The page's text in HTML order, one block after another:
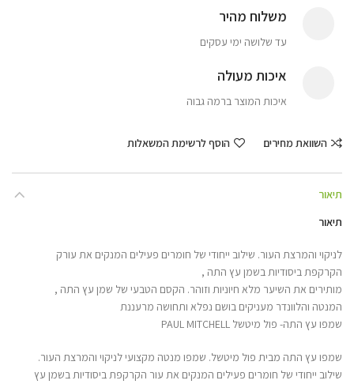
משלוח מהיר
עד שלושה ימי עסקים
איכות מעולה
איכות המוצר ברמה גבוה
השוואת מחירים הוסף לרשימת המשאלות
תיאור
תיאור
לניקוי והמרצת העור. שילוב ייחודי של חומרים פעילים המנקים את עורק
הקרקפת ביסודיות בשמן עץ התה ,
מותירים את השיער מלא חיוניות וזוהר. הקסם הטבעי של שמן עץ התה ,
המנטה והלוונדר מעניקים בושם נפלא ותחושה מרעננת
שמפו עץ התה- פול מיטשל PAUL MITCHELL
שמפו עץ התה מבית פול מיטשל. שמפו מנטה מקצועי לניקוי והמרצת העור.
שילוב ייחודי של חומרים פעילים המנקים את עור הקרקפת ביסודיות בשמן עץ